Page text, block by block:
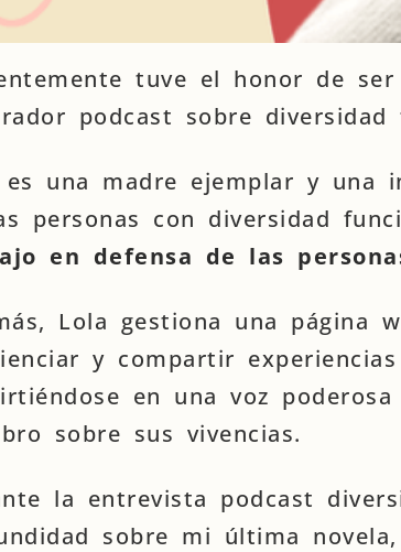
tuve el honor de
podcast sobre
es una madre ejemplar y una
personas con diversidad
en defensa de las
Lola gestiona una página
y compartir
en una voz
sobre sus vivencias.
la entrevista podcast
sobre mi última